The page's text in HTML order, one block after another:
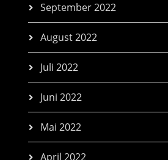
September 2022
August 2022
Juli 2022
Juni 2022
Mai 2022
April 2022